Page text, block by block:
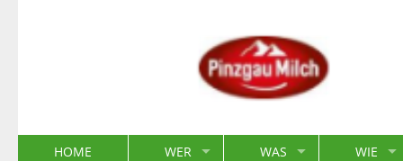
HOME WER WAS
WIE